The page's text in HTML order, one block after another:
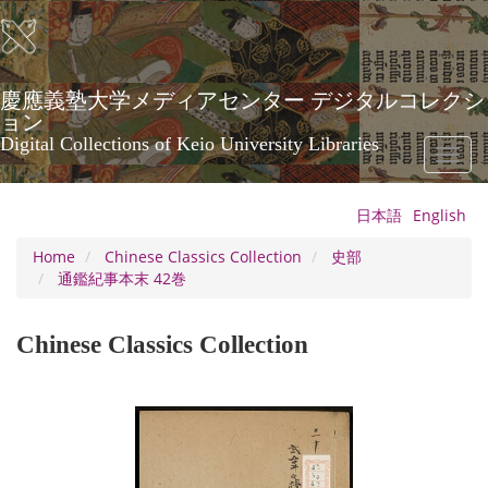
Skip
to
main
content
慶應義塾大学メディアセンター デジタルコレクシ
ョン
Digital Collections of Keio University Libraries
Toggle
日本語 English
Home
Chinese Classics Collection
史部
通鑑紀事本末 42巻
Chinese Classics Collection